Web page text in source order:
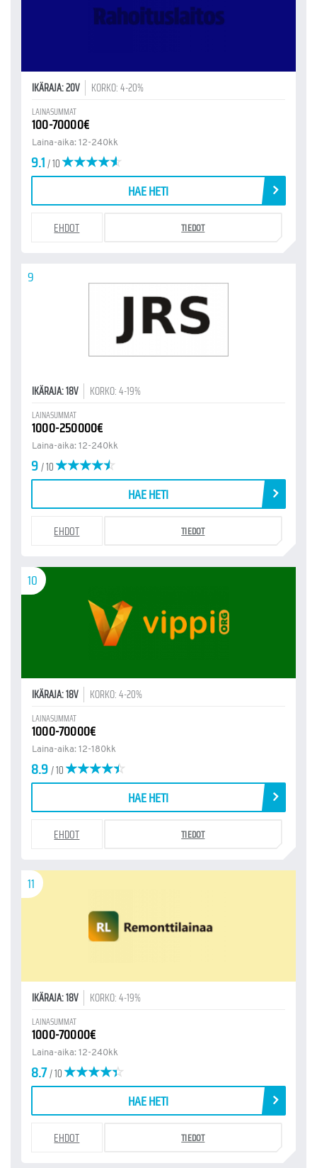
IKÄRAJA: 20V KORKO: 4-20%
LAINASUMMAT
100-70000€
Laina-aika: 12-240kk
9.1/ 10
HAE HETI
EHDOT TIEDOT
9
IKÄRAJA: 18V KORKO: 4-19%
LAINASUMMAT
1000-250000€
Laina-aika: 12-240kk
9/ 10
HAE HETI
EHDOT TIEDOT
10
IKÄRAJA: 18V KORKO: 4-20%
LAINASUMMAT
1000-70000€
Laina-aika: 12-180kk
8.9/ 10
HAE HETI
EHDOT TIEDOT
11
IKÄRAJA: 18V KORKO: 4-19%
LAINASUMMAT
1000-70000€
Laina-aika: 12-240kk
8.7/ 10
HAE HETI
EHDOT TIEDOT